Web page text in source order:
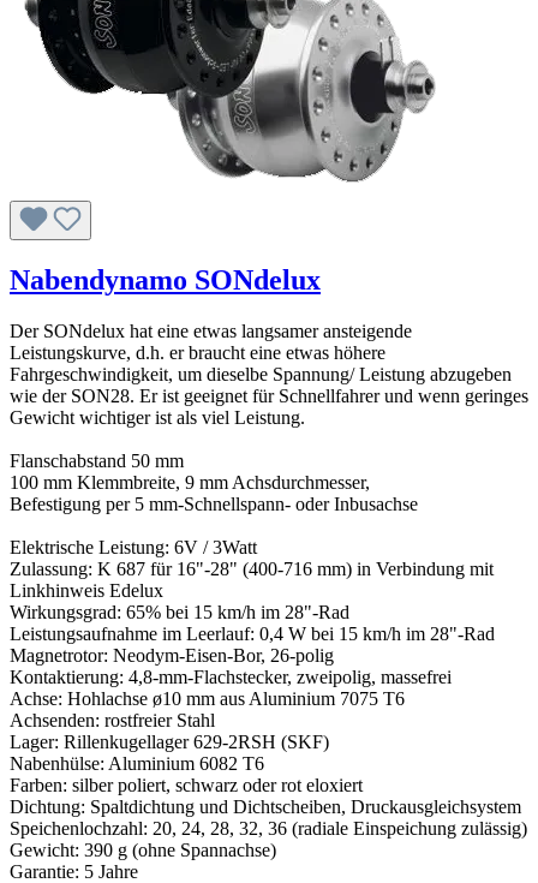
Nabendynamo SONdelux
Der SONdelux hat eine etwas langsamer ansteigende
Leistungskurve, d.h. er braucht eine etwas höhere
Fahrgeschwindigkeit, um dieselbe Spannung/ Leistung abzugeben
wie der SON28. Er ist geeignet für Schnellfahrer und wenn geringes
Gewicht wichtiger ist als viel Leistung.
Flanschabstand 50 mm
100 mm Klemmbreite, 9 mm Achsdurchmesser,
Befestigung per 5 mm-Schnellspann- oder Inbusachse
Elektrische Leistung: 6V / 3Watt
Zulassung: K 687 für 16"-28" (400-716 mm) in Verbindung mit
Linkhinweis Edelux
Wirkungsgrad: 65% bei 15 km/h im 28"-Rad
Leistungsaufnahme im Leerlauf: 0,4 W bei 15 km/h im 28"-Rad
Magnetrotor: Neodym-Eisen-Bor, 26-polig
Kontaktierung: 4,8-mm-Flachstecker, zweipolig, massefrei
Achse: Hohlachse ø10 mm aus Aluminium 7075 T6
Achsenden: rostfreier Stahl
Lager: Rillenkugellager 629-2RSH (SKF)
Nabenhülse: Aluminium 6082 T6
Farben: silber poliert, schwarz oder rot eloxiert
Dichtung: Spaltdichtung und Dichtscheiben, Druckausgleichsystem
Speichenlochzahl: 20, 24, 28, 32, 36 (radiale Einspeichung zulässig)
Gewicht: 390 g (ohne Spannachse)
Garantie: 5 Jahre